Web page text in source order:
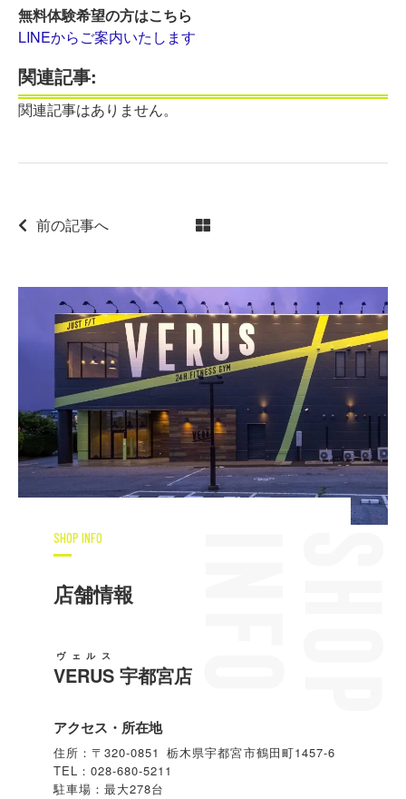
無料体験希望の方はこちら
LINEからご案内いたします
関連記事:
関連記事はありません。
前の記事へ
SHOP INFO
店舗情報
VERUS
ヴェルス
宇都宮店
アクセス・所在地
住所：〒320-0851 栃木県宇都宮市鶴田町1457-6
TEL：028-680-5211
駐車場：最大278台